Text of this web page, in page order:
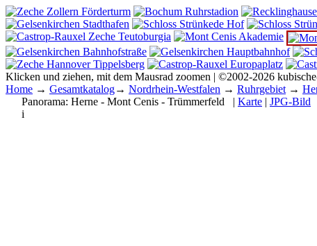
Klicken und ziehen, mit dem Mausrad zoomen | ©2002-2026
Home → Gesamtkatalog→ Nordrhein-Westfalen → Ruhrgebiet →
Panorama: Herne - Mont Cenis - Trümmerfeld | Karte | JPG-Bild
i